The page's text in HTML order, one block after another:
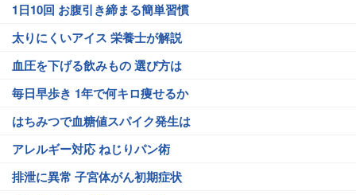
1日10回 お腹引き締まる簡単習慣
太りにくいアイス 栄養士が解説
血圧を下げる飲みもの 選び方は
毎日早歩き 1年で何キロ痩せるか
はちみつで血糖値スパイク発生は
アレルギー対応 ねじりパン術
排泄に異常 子宮体がん初期症状